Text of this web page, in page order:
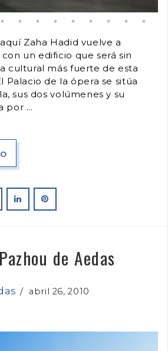
Zaha Hadid vuelve a
un edificio que será sin
cultural más fuerte de esta
Palacio de la ópera se sitúa
sus dos volúmenes y su
por
de Aedas
/abril 26, 2010